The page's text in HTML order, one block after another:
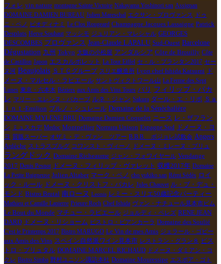
フォレ vin nature montagne Sainte Victoire Nakayama Yoshinori san Assignan
DOMAINE DAMIEN BUREAU Julien Mareschal エクサン・プロヴァンス
ドゥ
ニ・ペノ ビオディナミ Le Clos Rougeard Champagne Jacques Lassaigne Patrick
Desplats Herve Souhaut マッシモ ジュリアン・マレシャル GEORGES
DESCOMBES プロヴァンス Jean-Claude LAPALU Sud-Ouest Barcelone
Dégustation 九州 Tokyo 大阪の小松屋 アンダルシア Côte de Brouilly Côte
de Castillon Japon エスカルポレット La Tour Eiffel セ・ル・プランタン2017 セー
ヌ河 Beaujolais ＳＴＣグループ スリエ醸造所 Lyon chef Ishida Katsumi
ド
メーヌ・マルセル・ラピエール サントヴィクトワール山 La Ferme des Sept
Lunes 東京・六本木 Béziers aux Amis des Vins Tours パリ フィリップ・パカ
レ マリー・エレンヌ・バカーブ ルネ・ジャン Sakura ダール・エ・リボ Ｓａ
ｉｎｔ-Emilion ブルノ・シュレール Domaine de la Sénèchalière
DOMAINE MYLENE BRU Domaine Damien Coquelet ニース レ・ザフラン
シ ミュスカデ Medoc Montpellier Nomura Unison Espagne Sud
ドメーヌ・ヨ
ヨ 質販スーパー オザミ・デ・ヴァン ツアー B.B.B. ボジョレ試飲会 Angers
Ardèche ストラスブルグ コワンスト・ヴィーノ ドメーヌ・ミレーヌ・ブリュ
ラングドック Domaine Richeaume ジャン・フォワイヤール Vendange
2017 Denis Pesnot ドメーヌ・フィリップ・ヴァレット 収穫2017年 Domaine
La Petite Baigneuse Julien Altaber マーク・ペノ cho yukiko san Rémi Sédès ロイ
ック・ルール ドメーヌ・クリストフ・パカレ Jules Chauvet ル・ブ・デュ・
モンド Bistro Brutal 南ローヌ Leonis レミー・スリエ50歳記念パーティー
Mathieu et Camille Lapierre Prieure Roch Chef Ishida ヴァン・ナチュール見本市ビム
Le Bout du Monde マチュー・ラピエール ジョルディ・ペレズ RENE JEAN
DARD ドメーヌ・リショーム ビストロ・ビアンカーラ Domaine des Soulié
C'est le Printemps 2017 Bistro MARUGO Le Vin de mes Amis ジェラール・ゴビー
aux Amis des Vins スペイン自然派ワイン見本市 レストラン・グラン８ ビス
トロ・ブリュタル DOMAINE MARCEL RICHAUD ドメーヌ・ダミアン・コ
クレ Bistro Simba 野村ユニソン諏訪本社 Domaine Mouressipe エスポア・ゴト